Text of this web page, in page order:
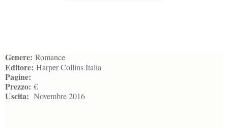
Genere: Romance
Editore: Harper Collins Italia
Pagine:
Prezzo: €
Uscita: Novembre 2016